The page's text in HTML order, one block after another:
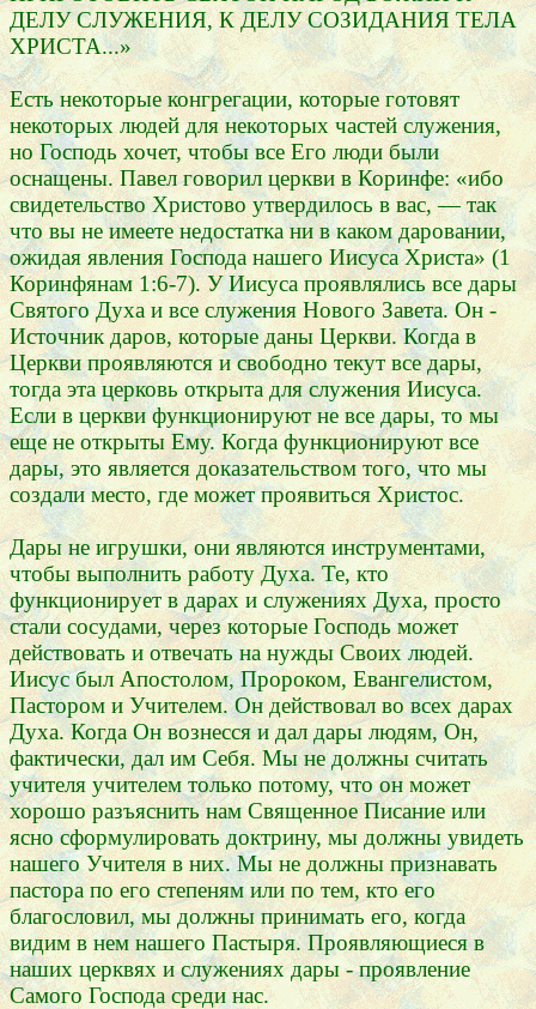
ДЕЛУ СЛУЖЕНИЯ, К ДЕЛУ СОЗИДАНИЯ ТЕЛА
ХРИСТА...»
Есть некоторые конгрегации, которые готовят
некоторых людей для некоторых частей служения,
но Господь хочет, чтобы все Его люди были
оснащены. Павел говорил церкви в Коринфе: «ибо
свидетельство Христово утвердилось в вас, — так
что вы не имеете недостатка ни в каком даровании,
ожидая явления Господа нашего Иисуса Христа» (1
Коринфянам 1:6-7). У Иисуса проявлялись все дары
Святого Духа и все служения Нового Завета. Он -
Источник даров, которые даны Церкви. Когда в
Церкви проявляются и свободно текут все дары,
тогда эта церковь открыта для служения Иисуса.
Если в церкви функционируют не все дары, то мы
еще не открыты Ему. Когда функционируют все
дары, это является доказательством того, что мы
создали место, где может проявиться Христос.
Дары не игрушки, они являются инструментами,
чтобы выполнить работу Духа. Те, кто
функционирует в дарах и служениях Духа, просто
стали сосудами, через которые Господь может
действовать и отвечать на нужды Своих людей.
Иисус был Апостолом, Пророком, Евангелистом,
Пастором и Учителем. Он действовал во всех дарах
Духа. Когда Он вознесся и дал дары людям, Он,
фактически, дал им Себя. Мы не должны считать
учителя учителем только потому, что он может
хорошо разъяснить нам Священное Писание или
ясно сформулировать доктрину, мы должны увидеть
нашего Учителя в них. Мы не должны признавать
пастора по его степеням или по тем, кто его
благословил, мы должны принимать его, когда
видим в нем нашего Пастыря. Проявляющиеся в
наших церквях и служениях дары - проявление
Самого Господа среди нас.